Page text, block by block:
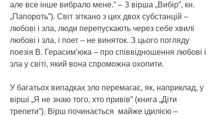
але все інше вибрало мене.” – З вірша „Вибір”, кн.
„Папороть”). Світ зіткано з цих двох субстанцій –
любові і зла, люди перепускають через себе хвилі
любові і зла, і поет – не виняток. З цього погляду
поезія В. Герасим’юка – про співвідношення любові і
зла у світі, який вона спроможна охопити.
У багатьох випадках зло перемагає, як, наприклад, у
вірші „Я не знаю того, хто привів” (книга „Діти
трепети”). Вірш починається майже ідилією –